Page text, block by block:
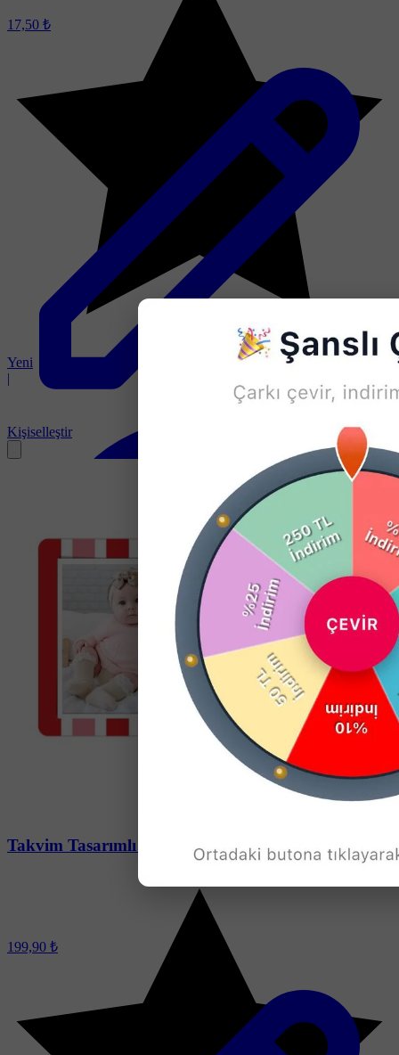
Yeni
|
17,50 ₺
Kişiselleştir
Takvim Tasarımlı Doğum Günü Magnet - 10 Adet
199,90 ₺